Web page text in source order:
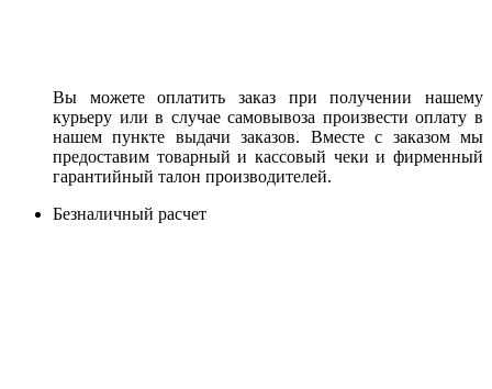
Вы можете оплатить заказ при получении нашему
курьеру или в случае самовывоза произвести оплату в
нашем пункте выдачи заказов. Вместе с заказом мы
предоставим товарный и кассовый чеки и фирменный
гарантийный талон производителей.
Безналичный расчет